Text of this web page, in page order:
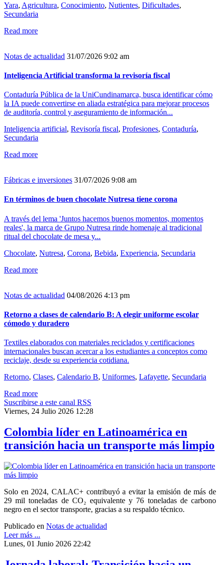
Yara, Agricultura, Conocimiento, Nutientes, Dificultades,
Secundaria
Read more
Notas de actualidad 31/07/2026 9:02 am
Inteligencia Artificial transforma la revisoría fiscal
Contaduría Pública de la UniCundinamarca, busca identificar cómo
la IA puede convertirse en aliada estratégica para mejorar procesos
de auditoría, control y aseguramiento de información...
Inteligencia artificial, Revisoría fiscal, Profesiones, Contaduría,
Secundaria
Read more
Fábricas e inversiones 31/07/2026 9:08 am
En términos de buen chocolate Nutresa tiene corona
A través del lema 'Juntos hacemos buenos momentos, momentos
reales', la marca de Grupo Nutresa rinde homenaje al tradicional
ritual del chocolate de mesa y...
Chocolate, Nutresa, Corona, Bebida, Experiencia, Secundaria
Read more
Notas de actualidad 04/08/2026 4:13 pm
Retorno a clases de calendario B: A elegir uniforme escolar
cómodo y duradero
Textiles elaborados con materiales reciclados y certificaciones
internacionales buscan acercar a los estudiantes a conceptos como
reciclaje, desde su experiencia cotidiana.
Retorno, Clases, Calendario B, Uniformes, Lafayette, Secundaria
Read more
Suscribirse a este canal RSS
Viernes, 24 Julio 2026 12:28
Colombia líder en Latinoamérica en
transición hacia un transporte más limpio
Solo en 2024, CALAC+ contribuyó a evitar la emisión de más de
29 mil toneladas de CO₂ equivalente y 76 toneladas de carbono
negro en el sector transporte, gracias a su respaldo técnico.
Publicado en Notas de actualidad
Leer más ...
Lunes, 01 Junio 2026 22:42